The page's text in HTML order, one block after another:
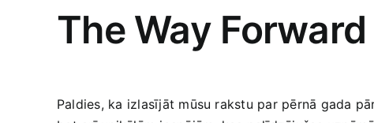
The Way Forward
Paldies,‍ ka izlasījāt mūsu rakstu par pērnā gada